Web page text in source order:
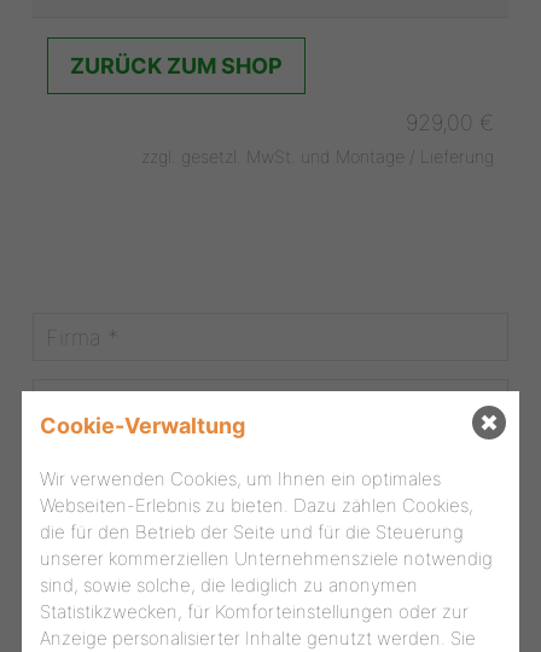
ZURÜCK ZUM SHOP
929,00 €
zzgl. gesetzl. MwSt. und Montage / Lieferung
Cookie-Verwaltung
Wir verwenden Cookies, um Ihnen ein optimales
Webseiten-Erlebnis zu bieten. Dazu zählen Cookies,
die für den Betrieb der Seite und für die Steuerung
unserer kommerziellen Unternehmensziele notwendig
sind, sowie solche, die lediglich zu anonymen
Statistikzwecken, für Komforteinstellungen oder zur
Anzeige personalisierter Inhalte genutzt werden. Sie